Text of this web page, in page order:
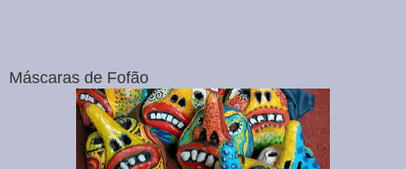
Máscaras de Fofão